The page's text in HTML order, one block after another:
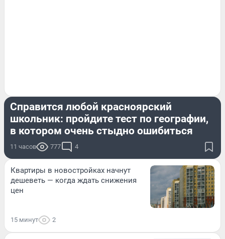
Справится любой красноярский
школьник: пройдите тест по географии,
в котором очень стыдно ошибиться
11 часов 777 4
Квартиры в новостройках начнут
дешеветь — когда ждать снижения
цен
15 минут 2